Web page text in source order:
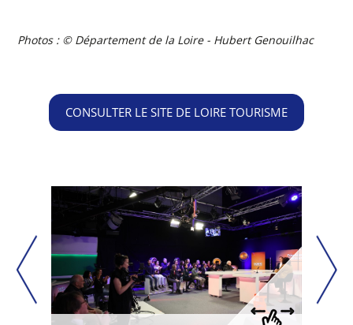
Photos : © Département de la Loire - Hubert Genouilhac
CONSULTER LE SITE DE LOIRE TOURISME